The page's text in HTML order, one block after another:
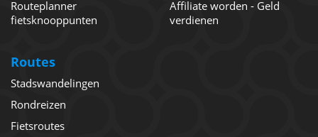
Routeplanner
fietsknooppunten
Affiliate worden - Geld
verdienen
Routes
Stadswandelingen
Rondreizen
Fietsroutes